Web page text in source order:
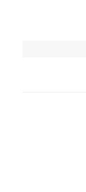
Przycisk
końcówki za
podczas pracy